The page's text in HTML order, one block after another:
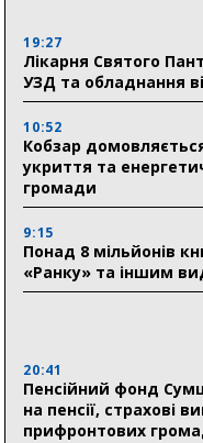
19:27
Лікарня Святого
УЗД та обладнання
10:52
Кобзар
укриття та
громади
9:15
Понад 8 мільйонів
«Ранку» та іншим
20:41
Пенсійний фонд
на пенсії, страхові
прифронтових